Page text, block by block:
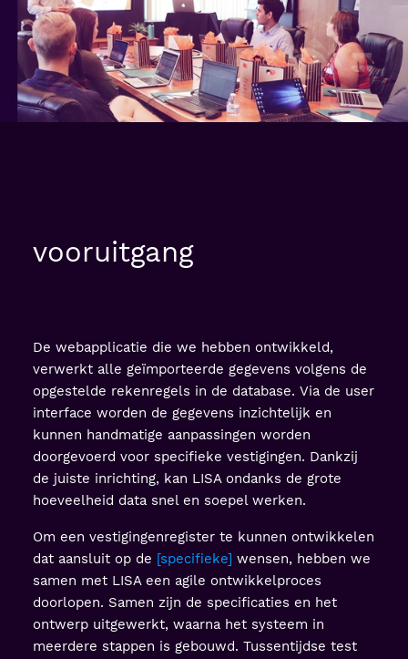
vooruitgang
De webapplicatie die we hebben ontwikkeld,
verwerkt alle geïmporteerde gegevens volgens de
opgestelde rekenregels in de database. Via de user
interface worden de gegevens inzichtelijk en
kunnen handmatige aanpassingen worden
doorgevoerd voor specifieke vestigingen. Dankzij
de juiste inrichting, kan LISA ondanks de grote
hoeveelheid data snel en soepel werken.
Om een vestigingenregister te kunnen ontwikkelen
dat aansluit op de specifieke wensen, hebben we
samen met LISA een agile ontwikkelproces
doorlopen. Samen zijn de specificaties en het
ontwerp uitgewerkt, waarna het systeem in
meerdere stappen is gebouwd. Tussentijdse test